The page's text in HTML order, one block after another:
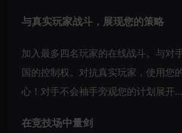
与真实玩家战斗，展现您的策略
加入最多四名玩家的在线战斗。与对
国的控制权。对抗真实玩家，使用您
心！对手不会袖手旁观您的计划展开…
在竞技场中量剑